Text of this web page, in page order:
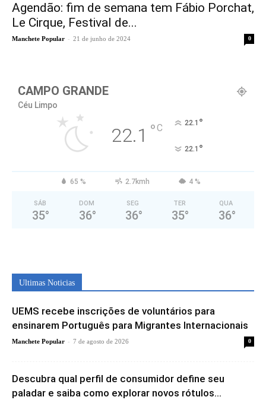
Agendão: fim de semana tem Fábio Porchat,
Le Cirque, Festival de...
Manchete Popular - 21 de junho de 2024 0
CAMPO GRANDE
Céu Limpo
22.1 °C 22.1 °
22.1 °
65 % 2.7kmh 4 %
SÁB
35°
DOM
36°
SEG
36°
TER
35°
QUA
36°
Ultimas Noticias
UEMS recebe inscrições de voluntários para
ensinarem Português para Migrantes Internacionais
Manchete Popular - 7 de agosto de 2026 0
Descubra qual perfil de consumidor define seu
paladar e saiba como explorar novos rótulos...